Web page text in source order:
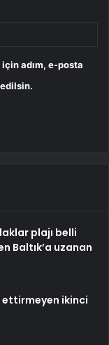
adım, e-posta
plajı belli
Baltık’a uzanan
ikinci